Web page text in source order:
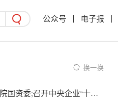
公众号 电子报
换一换
国<务>院国资委;召开中央企业“十五五”规划工作座谈会